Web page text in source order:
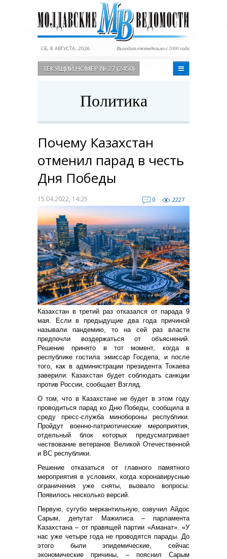
СБ, 8 АВГУСТА, 2026 Выходит еженедельно с 2000 года
ТЕКУЩИЙ НОМЕР № 27 (2450)
Политика
Почему Казахстан
отменил парад в честь
Дня Победы
15.04.2022, 14:25 0 2227
Казахстан в третий раз отказался от парада 9
мая. Если в предыдущие два года причиной
называли пандемию, то на сей раз власти
предпочли воздержаться от объяснений.
Решение принято в тот момент, когда в
республике гостила эмиссар Госдепа, и после
того, как в администрации президента Токаева
заверили: Казахстан будет соблюдать санкции
против России, сообщает Взгляд.
О том, что в Казахстане не будет в этом году
проводиться парад ко Дню Победы, сообщила в
среду пресс-служба минобороны республики.
Пройдут военно-патриотические мероприятия,
отдельный блок которых предусматривает
чествование ветеранов Великой Отечественной
и ВС республики.
Решение отказаться от главного памятного
мероприятия в условиях, когда коронавирусные
ограничения уже сняты, вызвало вопросы.
Появилось несколько версий.
Первую, сугубо меркантильную, озвучил Айдос
Сарым, депутат Мажилиса – парламента
Казахстана – от правящей партии «Аманат». «У
нас уже четыре года не проводятся парады. До
этого были эпидемические, сейчас
экономические причины, – пояснил Сарым